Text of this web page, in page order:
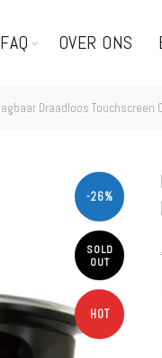
FAQ OVER ONS
Draadloos Touchscreen
-26%
SOLD
OUT
HOT